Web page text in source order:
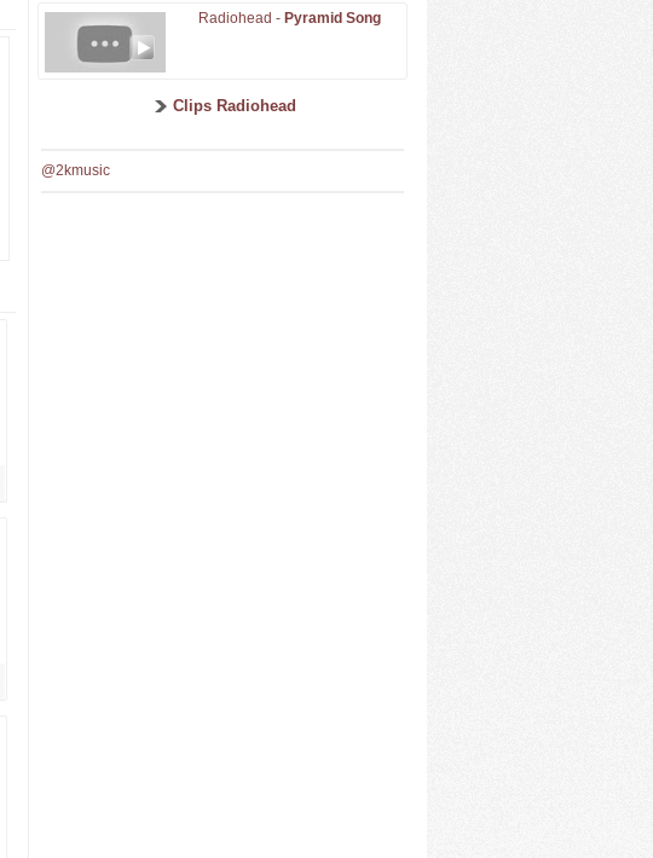
Radiohead - Pyramid Song
Clips Radiohead
@2kmusic